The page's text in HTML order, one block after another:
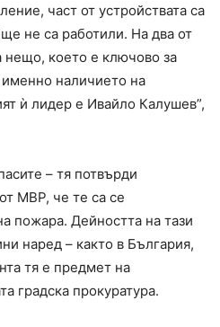
част от устройствата са
не са работили. На два от
нещо, което е ключово за
наличието на
ѝ лидер е Ивайло Калушев”,
– тя потвърди
МВР, че те са се
пожара. Дейността на тази
наред – както в България,
тя е предмет на
градска прокуратура.